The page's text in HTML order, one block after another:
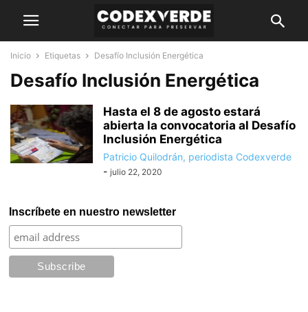
Inicio Etiquetas Desafío Inclusión Energética
Desafío Inclusión Energética
Hasta el 8 de agosto estará
abierta la convocatoria al Desafío
Inclusión Energética
Patricio Quilodrán, periodista Codexverde
- julio 22, 2020
Inscríbete en nuestro newsletter